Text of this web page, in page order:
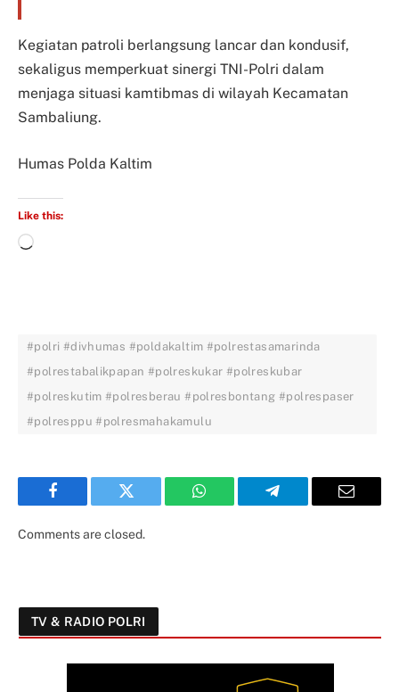
Kegiatan patroli berlangsung lancar dan kondusif,
sekaligus memperkuat sinergi TNI-Polri dalam
menjaga situasi kamtibmas di wilayah Kecamatan
Sambaliung.
Humas Polda Kaltim
Like this:
#polri #divhumas #poldakaltim #polrestasamarinda
#polrestabalikpapan #polreskukar #polreskubar
#polreskutim #polresberau #polresbontang #polrespaser
#polresppu #polresmahakamulu
Facebook Twitter WhatsApp Telegram Email
Comments are closed.
TV & RADIO POLRI